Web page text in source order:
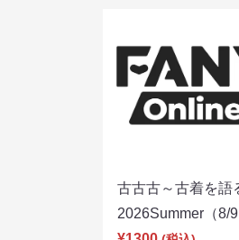
古古古～古着を語
2026Summer（8/